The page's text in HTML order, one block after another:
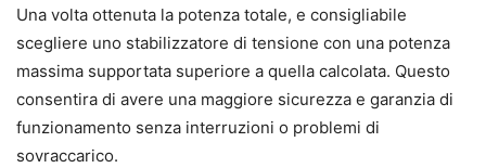
Una volta ottenuta la potenza totale, e consigliabile
scegliere uno stabilizzatore di tensione con una potenza
massima supportata superiore a quella calcolata. Questo
consentira di avere una maggiore sicurezza e garanzia di
funzionamento senza interruzioni o problemi di
sovraccarico.